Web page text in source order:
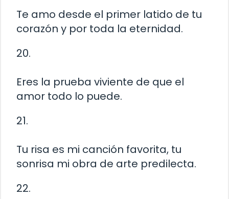
Te amo desde el primer latido de tu
corazón y por toda la eternidad.
20.
Eres la prueba viviente de que el
amor todo lo puede.
21.
Tu risa es mi canción favorita, tu
sonrisa mi obra de arte predilecta.
22.